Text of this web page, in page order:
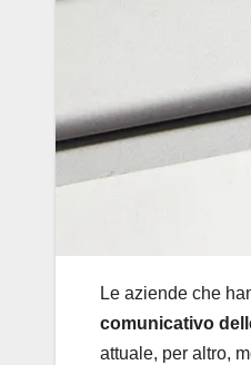
Le aziende che
comunicativo
attuale, per altro,